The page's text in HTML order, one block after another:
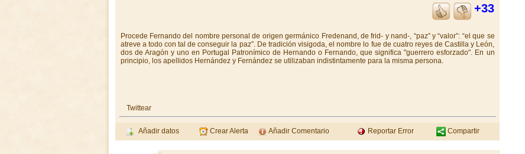
+33
Procede Fernando del nombre personal de origen germánico Fredenand, de frid- y nand-, “paz” y “valor”: “el que se
atreve a todo con tal de conseguir la paz”. De tradición visigoda, el nombre lo fue de cuatro reyes de Castilla y León,
dos de Aragón y uno en Portugal Patronímico de Hernando o Fernando, que significa "guerrero esforzado". En un
principio, los apellidos Hernández y Fernández se utilizaban indistintamente para la misma persona.
Twittear
Añadir datos Crear Alerta Añadir Comentario Reportar Error Compartir